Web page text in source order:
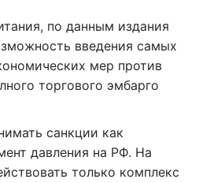
по данным издания
введения самых
мер против
торгового эмбарго
санкции как
давления на РФ. На
только комплекс